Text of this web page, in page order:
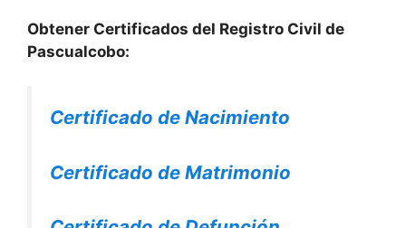
Obtener Certificados del Registro Civil de
Pascualcobo:
Certificado de Nacimiento
Certificado de Matrimonio